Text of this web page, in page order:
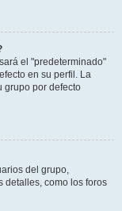
el "predeterminado"
en su perfil. La
grupo por defecto
del grupo,
detalles, como los foros